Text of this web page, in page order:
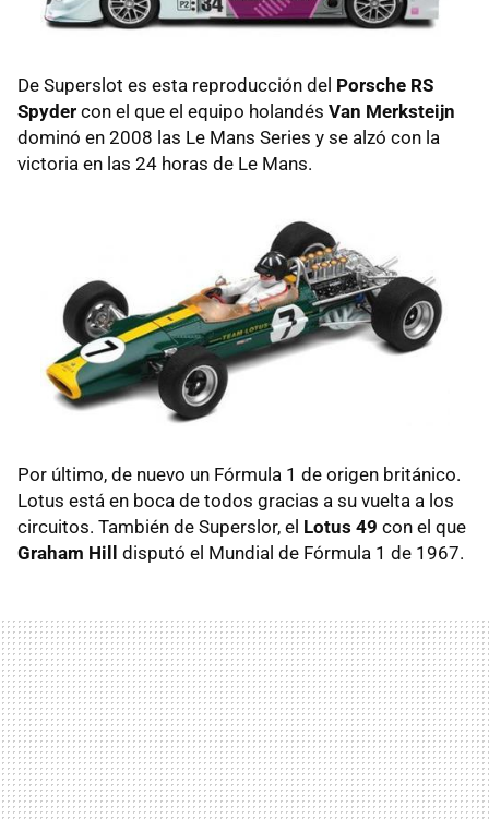
De Superslot es esta reproducción del Porsche RS
Spyder con el que el equipo holandés Van Merksteijn
dominó en 2008 las Le Mans Series y se alzó con la
victoria en las 24 horas de Le Mans.
Por último, de nuevo un Fórmula 1 de origen británico.
Lotus está en boca de todos gracias a su vuelta a los
circuitos. También de Superslor, el Lotus 49 con el que
Graham Hill disputó el Mundial de Fórmula 1 de 1967.